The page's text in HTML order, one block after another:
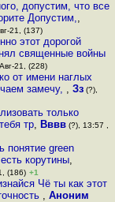
допустим, что все
Допустим,,
21, (137)
этот дорогой
священные войны
21, (228)
от имени наглых
замечу, ,Зз (?),
только
тр, Вввв(?), 13:57 ,
понятие green
корутины,
(186) +1
Чё ты как этот
, Аноним